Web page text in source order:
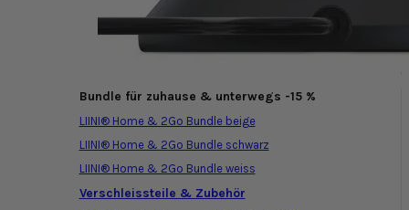
Bundle für zuhause & unterwegs -15 %
LIINI® Home & 2Go Bundle beige
LIINI® Home & 2Go Bundle schwarz
LIINI® Home & 2Go Bundle weiss
Verschleissteile & Zubehör